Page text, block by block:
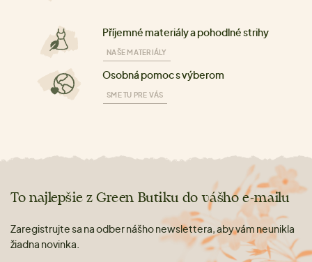
Příjemné materiály a pohodlné strihy
NAŠE MATERIÁLY
Osobná pomoc s výberom
SME TU PRE VÁS
To najlepšie z Green Butiku do vášho e-mailu
Zaregistrujte sa na odber nášho newslettera, aby vám neunikla
žiadna novinka.